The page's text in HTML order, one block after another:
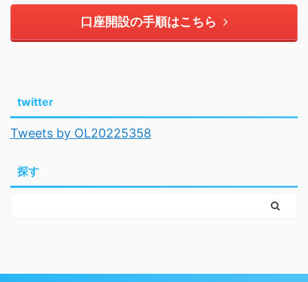
口座開設の手順はこちら
twitter
Tweets by OL20225358
探す